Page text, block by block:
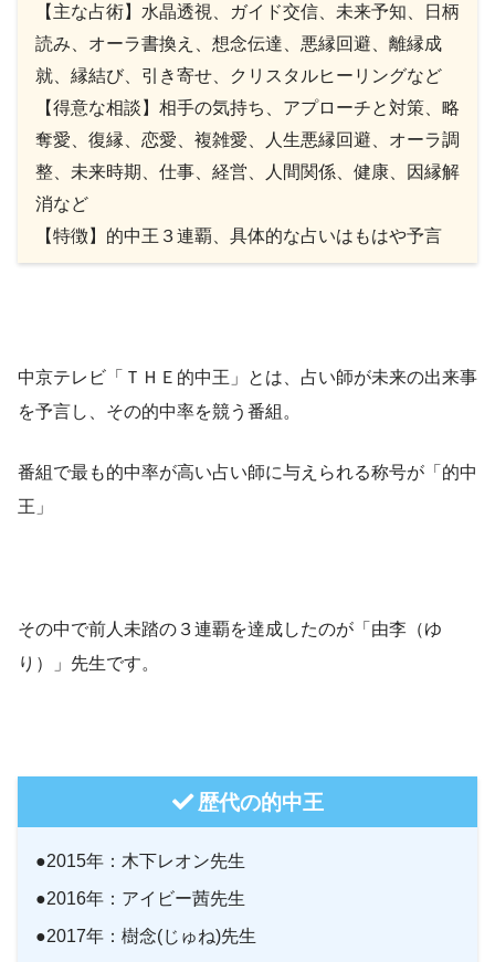
【主な占術】 水晶透視、ガイド交信、未来予知、日柄
読み 、オーラ書換え、想念伝達、悪縁回避、離縁成
就、縁結び、引き寄せ、クリスタルヒーリングなど
【得意な相談】 相手の気持ち、アプローチと対策、略
奪愛、復縁、恋愛、複雑愛、人生悪縁回避、オーラ調
整、未来時期、仕事、経営、人間関係、健康、因縁解
消など
【特徴】的中王３連覇、具体的な占いはもはや予言
中京テレビ「ＴＨＥ的中王」とは、占い師が未来の出来事
を予言し、その的中率を競う番組。
番組で最も的中率が高い占い師に与えられる称号が「的中
王」
その中で前人未踏の３連覇を達成したのが「由李（ゆ
り）」先生です。
歴代の的中王
●2015年：木下レオン先生
●2016年：アイビー茜先生
●2017年：樹念(じゅね)先生